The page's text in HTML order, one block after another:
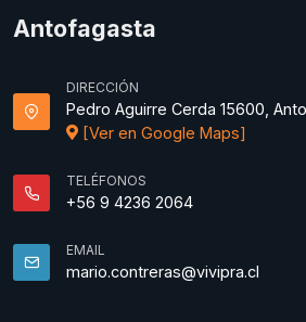
Antofagasta
DIRECCIÓN
Pedro Aguirre Cerda 15600,
[Ver en Google Maps]
TELÉFONOS
+56 9 4236 2064
EMAIL
mario.contreras@vivipra.cl